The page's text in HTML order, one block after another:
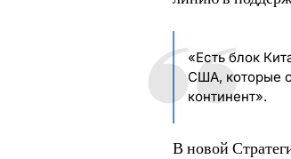
«Есть блок
США, которые
континент».
В новой